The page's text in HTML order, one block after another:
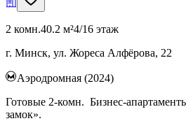
2 комн.40.2 м²4/16 этаж
г. Минск, ул. Жореса Алфёрова, 22
Аэродромная (2024)
Готовые 2-комн. Бизнес-
замок».